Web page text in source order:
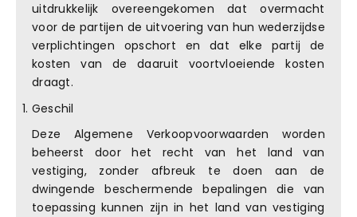
uitdrukkelijk overeengekomen dat overmacht
voor de partijen de uitvoering van hun wederzijdse
verplichtingen opschort en dat elke partij de
kosten van de daaruit voortvloeiende kosten
draagt.
Geschil
Deze Algemene Verkoopvoorwaarden worden
beheerst door het recht van het land van
vestiging, zonder afbreuk te doen aan de
dwingende beschermende bepalingen die van
toepassing kunnen zijn in het land van vestiging